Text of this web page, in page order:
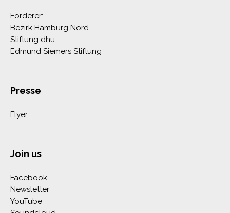
Förderer:
Bezirk Hamburg Nord
Stiftung dhu
Edmund Siemers Stiftung
Presse
Flyer
Join us
Facebook
Newsletter
YouTube